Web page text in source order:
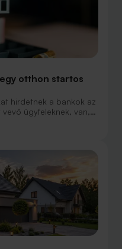
otthon startos
hirdetnek a bankok az
ügyfeleknek, van,
jóváírást is össze lehet